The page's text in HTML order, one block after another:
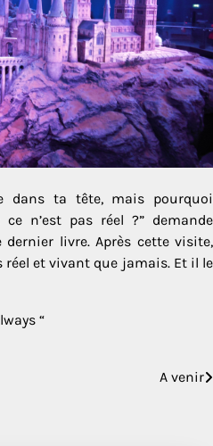
dans ta tête, mais pourquoi
n’est pas réel ?” demande
livre. Après cette visite,
réel et vivant que jamais. Et il le
“
A venir